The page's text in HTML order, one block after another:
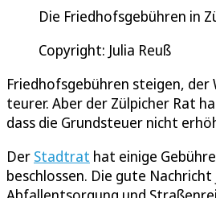
Die Friedhofsgebühren in
Copyright: Julia Reuß
Friedhofsgebühren steigen,
teurer. Aber der Zülpicher Rat
dass die Grundsteuer nicht
Der Stadtrat hat einige
beschlossen. Die gute Nachricht